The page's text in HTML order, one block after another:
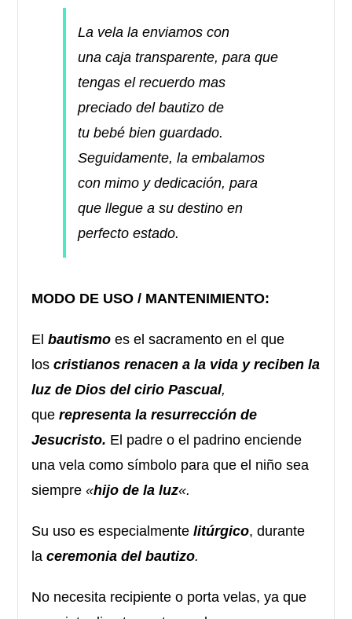
La vela la enviamos con
una caja transparente, para que
tengas el recuerdo mas
preciado del bautizo de
tu bebé bien guardado.
Seguidamente, la embalamos
con mimo y dedicación, para
que llegue a su destino en
perfecto estado.
MODO DE USO / MANTENIMIENTO:
El bautismo es el sacramento en el que
los cristianos renacen a la vida y reciben la
luz de Dios del cirio Pascual,
querepresenta la resurrección de
Jesucristo. El padre o el padrino enciende
una vela como símbolo para que el niño sea
siempre «hijo de la luz«.
Su uso es especialmente litúrgico, durante
la ceremonia del bautizo.
No necesita recipiente o porta velas, ya que